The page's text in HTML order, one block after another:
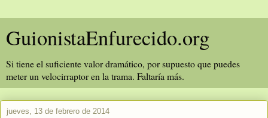
GuionistaEnfurecido.org
Si tiene el suficiente valor dramático, por supuesto que puedes
meter un velocirraptor en la trama. Faltaría más.
jueves, 13 de febrero de 2014